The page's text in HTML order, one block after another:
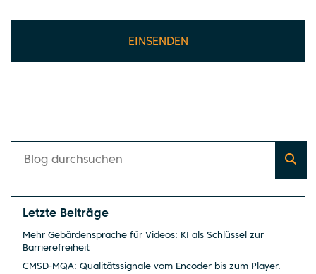
Letzte Beiträge
Mehr Gebärdensprache für Videos: KI als Schlüssel zur
Barrierefreiheit
CMSD-MQA: Qualitätssignale vom Encoder bis zum Player.